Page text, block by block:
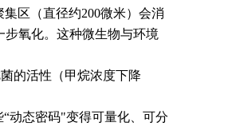
区（直径约200微米）会消
氧化。这种微生物与环境
的活性（甲烷浓度下降
动态密码"变得可量化、可分